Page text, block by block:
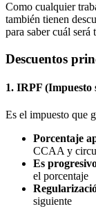
Como cualquier
también tienen
para saber cuál será
Descuentos
1. IRPF (Impuesto
Es el impuesto que
Porcentaje
CCAA y
Es
el porcentaje
siguiente